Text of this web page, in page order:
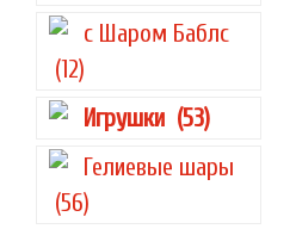
с Шаром Баблс
(12)
Игрушки (53)
Гелиевые шары
(56)